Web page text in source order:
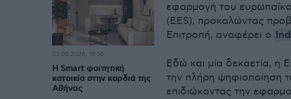
εφαρμογή του
(EES), προκαλώντας
Επιτροπή, αναφέρει ο
Εδώ και μία δεκαετία, η
την πλήρη ψηφιοποίηση
επιδιώκοντας την
Η Smart φοιτητική
κατοικία στην καρδιά της
Αθήνας
03.08.2026, 10:56